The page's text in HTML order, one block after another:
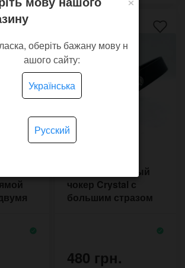
Чёрный кожаный
чокер Crystal с
большим стразом
480 грн.
оберіть бажану мову н
ашого сайту:
Українська
Русский